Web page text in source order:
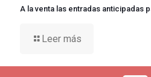
A la venta las entradas anticipadas
Leer más